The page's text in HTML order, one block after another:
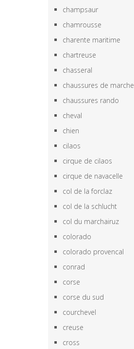
champsaur
chamrousse
charente maritime
chartreuse
chasseral
chaussures de marche
chaussures rando
cheval
chien
cilaos
cirque de cilaos
cirque de navacelle
col de la forclaz
col de la schlucht
col du marchairuz
colorado
colorado provencal
conrad
corse
corse du sud
courchevel
creuse
cross